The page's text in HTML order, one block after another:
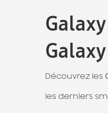
Découvrez les
les derniers